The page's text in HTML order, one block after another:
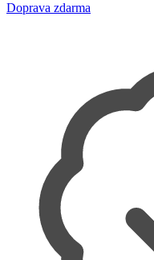
Doprava zdarma